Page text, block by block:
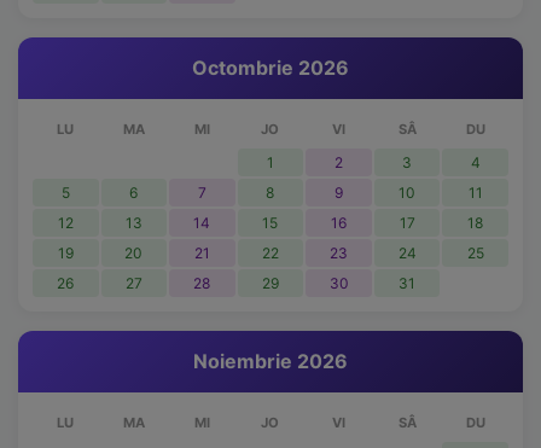
Octombrie 2026
LU MA MI JO VI SÂ DU
1 2 3
4
5
6 7 8 9 10
11
12
13 14 15 16 17
18
19
20 21 22 23 24
25
26
27 28 29 30 31
Noiembrie 2026
LU MA MI JO VI SÂ DU